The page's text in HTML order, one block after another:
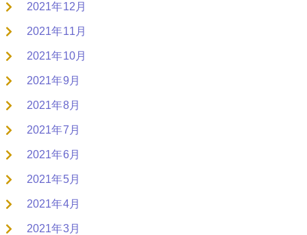
2021年12月
2021年11月
2021年10月
2021年9月
2021年8月
2021年7月
2021年6月
2021年5月
2021年4月
2021年3月